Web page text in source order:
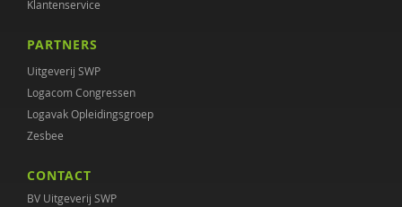
Klantenservice
PARTNERS
Uitgeverij SWP
Logacom Congressen
Logavak Opleidingsgroep
Zesbee
CONTACT
BV Uitgeverij SWP